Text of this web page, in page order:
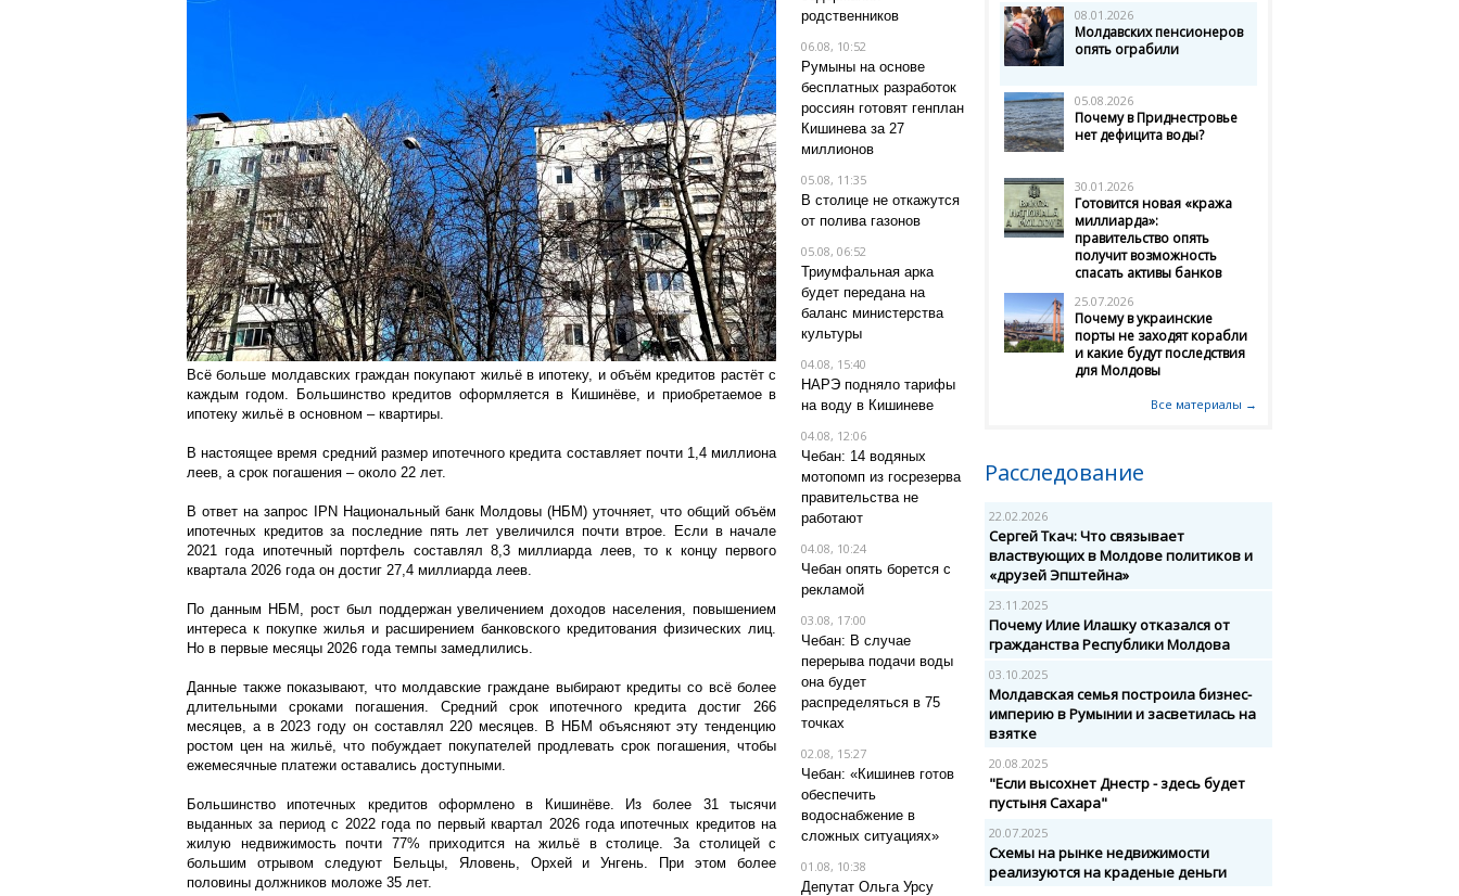
Всё больше молдавских граждан покупают жильё в ипотеку, и объём кредитов растёт с
каждым годом. Большинство кредитов оформляется в Кишинёве, и приобретаемое в
ипотеку жильё в основном – квартиры.
В настоящее время средний размер ипотечного кредита составляет почти 1,4 миллиона
леев, а срок погашения – около 22 лет.
В ответ на запрос IPN Национальный банк Молдовы (НБМ) уточняет, что общий объём
ипотечных кредитов за последние пять лет увеличился почти втрое. Если в начале
2021 года ипотечный портфель составлял 8,3 миллиарда леев, то к концу первого
квартала 2026 года он достиг 27,4 миллиарда леев.
По данным НБМ, рост был поддержан увеличением доходов населения, повышением
интереса к покупке жилья и расширением банковского кредитования физических лиц.
Но в первые месяцы 2026 года темпы замедлились.
Данные также показывают, что молдавские граждане выбирают кредиты со всё более
длительными сроками погашения. Средний срок ипотечного кредита достиг 266
месяцев, а в 2023 году он составлял 220 месяцев. В НБМ объясняют эту тенденцию
ростом цен на жильё, что побуждает покупателей продлевать срок погашения, чтобы
ежемесячные платежи оставались доступными.
Большинство ипотечных кредитов оформлено в Кишинёве. Из более 31 тысячи
выданных за период с 2022 года по первый квартал 2026 года ипотечных кредитов на
жилую недвижимость почти 77% приходится на жильё в столице. За столицей с
большим отрывом следуют Бельцы, Яловень, Орхей и Унгень. При этом более
половины должников моложе 35 лет.
родственников
06.08, 10:52
Румыны на основе
бесплатных разработок
россиян готовят генплан
Кишинева за 27
миллионов
05.08, 11:35
В столице не откажутся
от полива газонов
05.08, 06:52
Триумфальная арка
будет передана на
баланс министерства
культуры
04.08, 15:40
НАРЭ подняло тарифы
на воду в Кишиневе
04.08, 12:06
Чебан: 14 водяных
мотопомп из госрезерва
правительства не
работают
04.08, 10:24
Чебан опять борется с
рекламой
03.08, 17:00
Чебан: В случае
перерыва подачи воды
она будет
распределяться в 75
точках
02.08, 15:27
Чебан: «Кишинев готов
обеспечить
водоснабжение в
сложных ситуациях»
01.08, 10:38
Депутат Ольга Урсу
08.01.2026
Молдавских пенсионеров
опять ограбили
05.08.2026
Почему в Приднестровье
нет дефицита воды?
30.01.2026
Готовится новая «кража
миллиарда»:
правительство опять
получит возможность
спасать активы банков
25.07.2026
Почему в украинские
порты не заходят корабли
и какие будут последствия
для Молдовы
Все материалы →
Расследование
22.02.2026
Сергей Ткач: Что связывает
властвующих в Молдове политиков и
«друзей Эпштейна»
23.11.2025
Почему Илие Илашку отказался от
гражданства Республики Молдова
03.10.2025
Молдавская семья построила бизнес-
империю в Румынии и засветилась на
взятке
20.08.2025
"Если высохнет Днестр - здесь будет
пустыня Сахара"
20.07.2025
Схемы на рынке недвижимости
реализуются на краденые деньги